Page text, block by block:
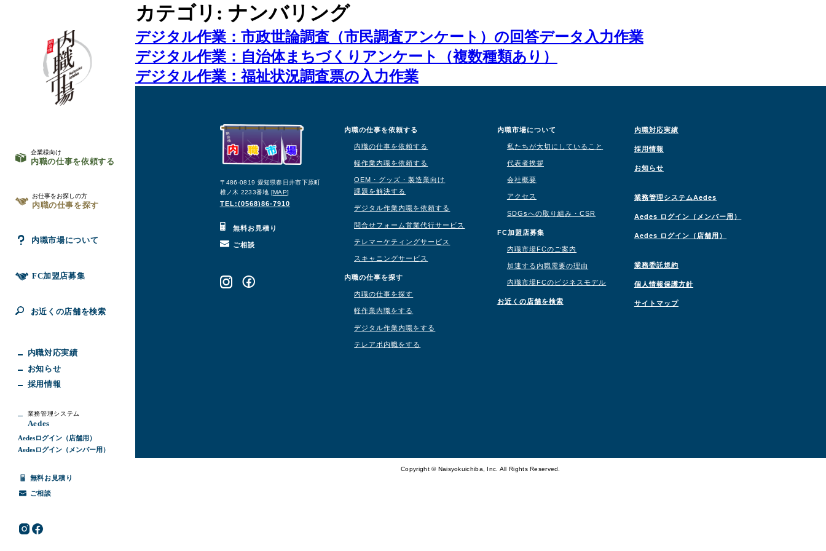
企業様向け
内職の仕事を依頼する
お仕事をお探しの方
内職の仕事を探す
内職市場について
FC加盟店募集
お近くの店舗を検索
内職対応実績
お知らせ
採用情報
業務管理システム
Aedes
Aedesログイン（店舗用）
Aedesログイン（メンバー用）
無料お見積り
ご相談
カテゴリ: ナンバリング
デジタル作業：市政世論調査（市民調査アンケート）の回答データ入力作業
デジタル作業：自治体まちづくりアンケート（複数種類あり）
デジタル作業：福祉状況調査票の入力作業
〒486-0819 愛知県春日井市下原町
椎ノ木 2233番地 [MAP]
TEL:(0568)86-7910
無料お見積り
ご相談
内職の仕事を依頼する
内職の仕事を依頼する
軽作業内職を依頼する
OEM・グッズ・製造業向け
課題を解決する
デジタル作業内職を依頼する
問合せフォーム営業代行サービス
テレマーケティングサービス
スキャニングサービス
内職の仕事を探す
内職の仕事を探す
軽作業内職をする
デジタル作業内職をする
テレアポ内職をする
内職市場について
私たちが大切にしていること
代表者挨拶
会社概要
アクセス
SDGsへの取り組み・CSR
FC加盟店募集
内職市場FCのご案内
加速する内職需要の理由
内職市場FCのビジネスモデル
お近くの店舗を検索
内職対応実績
採用情報
お知らせ
業務管理システムAedes
Aedes ログイン（メンバー用）
Aedes ログイン（店舗用）
業務委託規約
個人情報保護方針
サイトマップ
Copyright © Naisyokuichiba, Inc. All Rights Reserved.